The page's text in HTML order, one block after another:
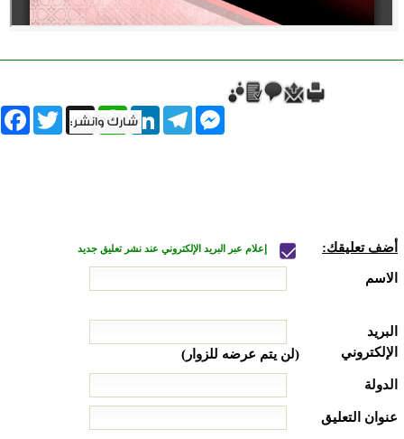
Twitter X
WhatsAppLinkedInTelegram
Messenger
أضف تعليقك: إعلام عبر البريد الإلكتروني عند نشر تعليق جديد
الاسم
البريد
الإلكتروني
(لن يتم عرضه للزوار)
الدولة
عنوان التعليق